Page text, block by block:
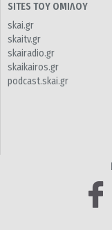
SITES ΤΟΥ ΟΜΙΛΟΥ
skai.gr
skaitv.gr
skairadio.gr
skaikairos.gr
podcast.skai.gr